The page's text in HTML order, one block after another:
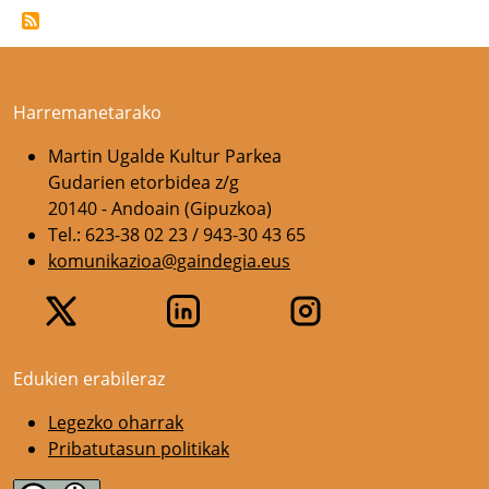
Harremanetarako
Martin Ugalde Kultur Parkea
Gudarien etorbidea z/g
20140 - Andoain (Gipuzkoa)
Tel.: 623-38 02 23 / 943-30 43 65
komunikazioa@gaindegia.eus
Edukien erabileraz
Legezko oharrak
Pribatutasun politikak